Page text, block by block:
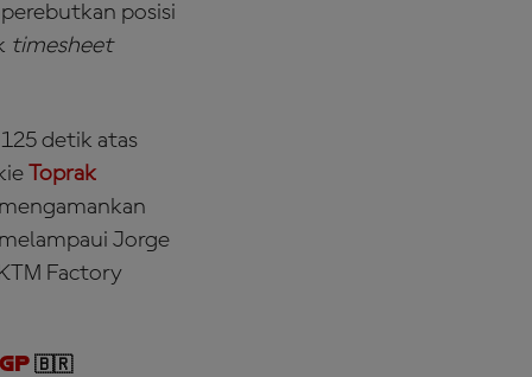
posisi
timesheet
detik atas
Toprak
Jorge
Factory
🇧🇷